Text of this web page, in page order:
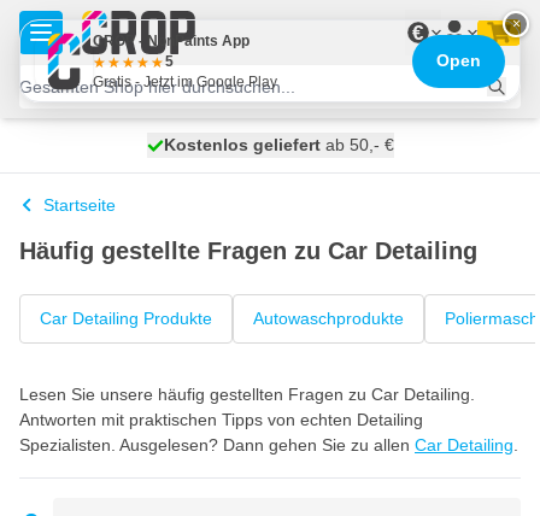
Zum Inhalt springen
€
heute versendet
Kostenlos geliefertab 50,- €
100 Tage
Startseite
Häufig gestellte Fragen zu Car Detailing
Car Detailing Produkte Autowaschprodukte
Lesen Sie unsere häufig gestellten Fragen zu Car Detailing.
Antworten mit praktischen Tipps von echten Detailing
Spezialisten. Ausgelesen? Dann gehen Sie zu allen Car Detailing
×
CROP - NonPaints App
5
Gratis - Jetzt im Google Play
Open